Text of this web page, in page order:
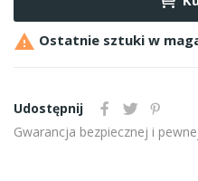
 Ostatnie sztuki w
Udostępnij
Gwarancja bezpiecznej i